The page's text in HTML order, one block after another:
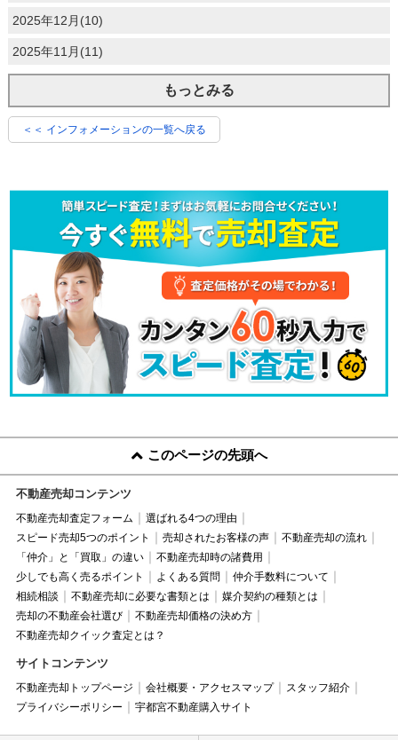
2025年12月(10)
2025年11月(11)
もっとみる
＜＜ インフォメーションの一覧へ戻る
このページの先頭へ
不動産売却コンテンツ
不動産売却査定フォーム
選ばれる4つの理由
スピード売却5つのポイント
売却されたお客様の声
不動産売却の流れ
「仲介」と「買取」の違い
不動産売却時の諸費用
少しでも高く売るポイント
よくある質問
仲介手数料について
相続相談
不動産売却に必要な書類とは
媒介契約の種類とは
売却の不動産会社選び
不動産売却価格の決め方
不動産売却クイック査定とは？
サイトコンテンツ
不動産売却トップページ 会社概要・アクセスマップ
スタッフ紹介
プライバシーポリシー
宇都宮不動産購入サイト